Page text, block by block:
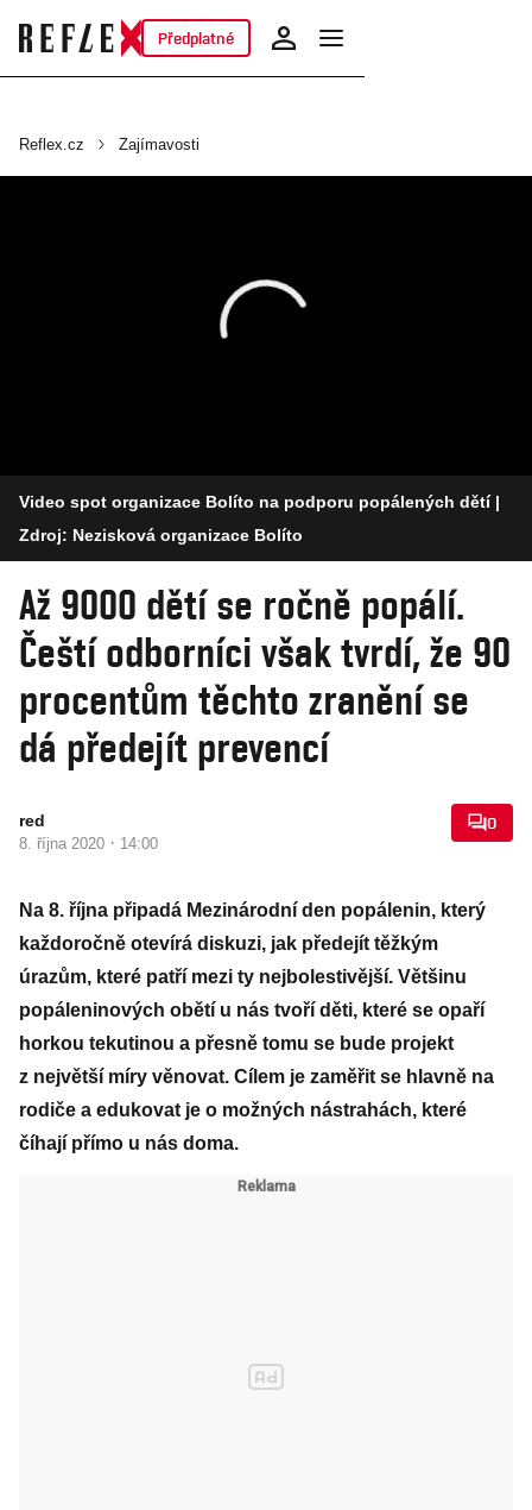
Předplatné
Reflex.cz Zajímavosti
Video spot organizace Bolíto na podporu popálených dětí |
Zdroj: Nezisková organizace Bolíto
Až 9000 dětí se ročně popálí.
Čeští odborníci však tvrdí, že 90
procentům těchto zranění se
dá předejít prevencí
red
8. října 2020 · 14:00
0
Na 8. října připadá Mezinárodní den popálenin, který
každoročně otevírá diskuzi, jak předejít těžkým
úrazům, které patří mezi ty nejbolestivější. Většinu
popáleninových obětí u nás tvoří děti, které se opaří
horkou tekutinou a přesně tomu se bude projekt
z největší míry věnovat. Cílem je zaměřit se hlavně na
rodiče a edukovat je o možných nástrahách, které
číhají přímo u nás doma.